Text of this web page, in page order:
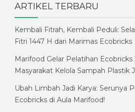
ARTIKEL TERBARU
Kembali Fitrah, Kembali Peduli:
Fitri 1447 H dari Marimas Ecobricks
Marifood Gelar Pelatihan Ecobricks
Masyarakat Kelola Sampah Plastik
Ubah Limbah Jadi Karya: Serunya
Ecobricks di Aula Marifood!